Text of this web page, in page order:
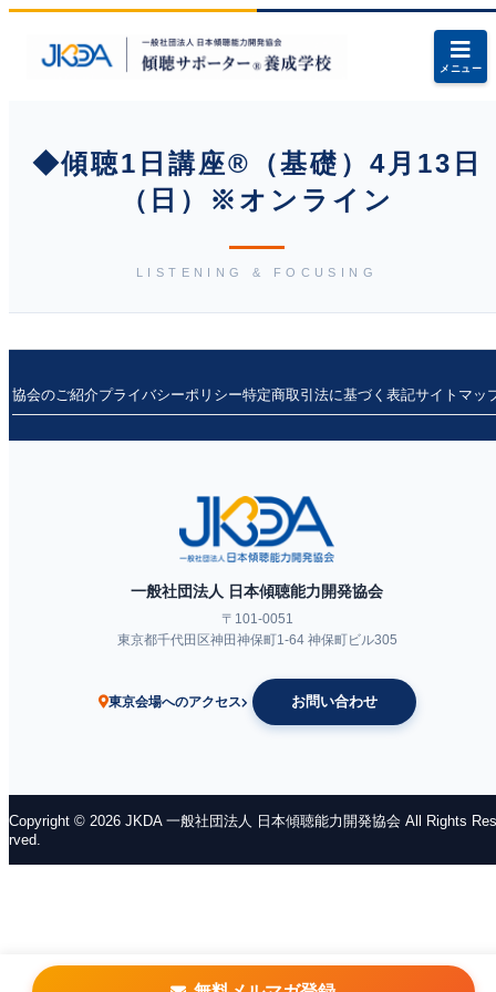
メニュー
◆傾聴1日講座®（基礎）4月13日
（日）※オンライン
LISTENING & FOCUSING
協会のご紹介プライバシーポリシー特定商取引法に基づく表記サイトマッ
一般社団法人 日本傾聴能力開発協会
〒101-0051
東京都千代田区神田神保町1-64 神保町ビル305
東京会場へのアクセス お問い合わせ
Copyright © 2026 JKDA 一般社団法人 日本傾聴能力開発協会 All Rights
rved.